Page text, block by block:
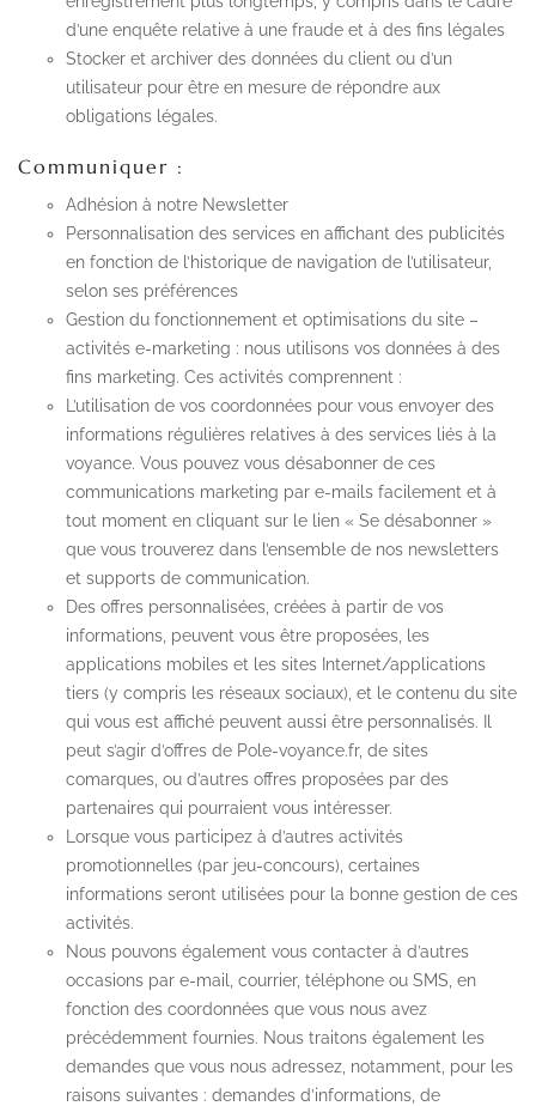
d’une enquête relative à une fraude et à des fins légales
Stocker et archiver des données du client ou d’un
utilisateur pour être en mesure de répondre aux
obligations légales.
Communiquer :
Adhésion à notre Newsletter
Personnalisation des services en affichant des publicités
en fonction de l’historique de navigation de l’utilisateur,
selon ses préférences
Gestion du fonctionnement et optimisations du site –
activités e-marketing : nous utilisons vos données à des
fins marketing. Ces activités comprennent :
L’utilisation de vos coordonnées pour vous envoyer des
informations régulières relatives à des services liés à la
voyance. Vous pouvez vous désabonner de ces
communications marketing par e-mails facilement et à
tout moment en cliquant sur le lien « Se désabonner »
que vous trouverez dans l’ensemble de nos newsletters
et supports de communication.
Des offres personnalisées, créées à partir de vos
informations, peuvent vous être proposées, les
applications mobiles et les sites Internet/applications
tiers (y compris les réseaux sociaux), et le contenu du site
qui vous est affiché peuvent aussi être personnalisés. Il
peut s’agir d’offres de Pole-voyance.fr, de sites
comarques, ou d’autres offres proposées par des
partenaires qui pourraient vous intéresser.
Lorsque vous participez à d’autres activités
promotionnelles (par jeu-concours), certaines
informations seront utilisées pour la bonne gestion de ces
activités.
Nous pouvons également vous contacter à d’autres
occasions par e-mail, courrier, téléphone ou SMS, en
fonction des coordonnées que vous nous avez
précédemment fournies. Nous traitons également les
demandes que vous nous adressez, notamment, pour les
raisons suivantes : demandes d’informations, de